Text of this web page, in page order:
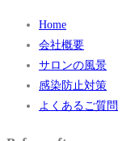
Home
会社概要
サロンの風景
感染防止対策
よくあるご質問